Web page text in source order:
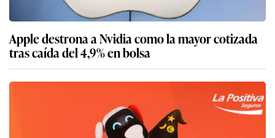
Apple destrona a Nvidia como la mayor cotizada
tras caída del 4,9% en bolsa